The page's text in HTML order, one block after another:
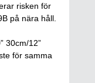
risken för
på nära håll.
30cm/12”
för samma